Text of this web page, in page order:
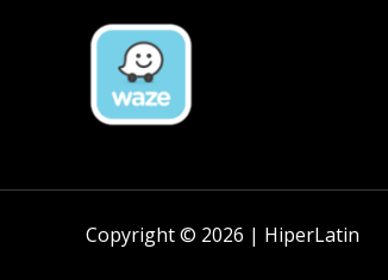
Copyright © 2026 | HiperLatin